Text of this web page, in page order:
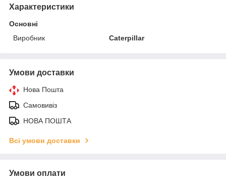
Характеристики
Основні
Виробник
Caterpillar
Умови доставки
Нова Пошта
Самовивіз
НОВА ПОШТА
Всі умови доставки
Умови оплати